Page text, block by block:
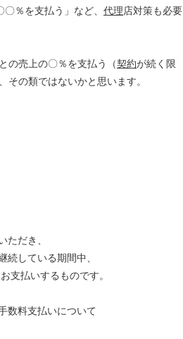
％を支払う」など、 代理店対策も必要
の売上の〇％を支払う（契約が続く限
その類ではないかと思います。
ただき、
している期間中、
支払いするものです。
数料支払いについて
経営の知恵
総務の給湯室